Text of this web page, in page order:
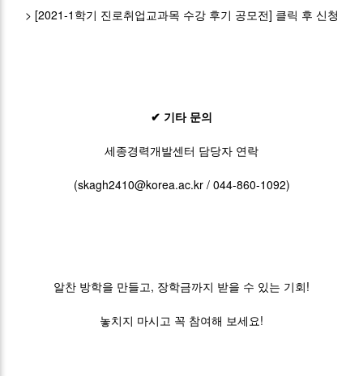
> [2021-1학기 진로취업교과목 수강 후기 공모전] 클릭 후 신청
✔ 기타 문의
세종경력개발센터 담당자 연락
(skagh2410@korea.ac.kr / 044-860-1092)
알찬 방학을 만들고, 장학금까지 받을 수 있는 기회!
놓치지 마시고 꼭 참여해 보세요!